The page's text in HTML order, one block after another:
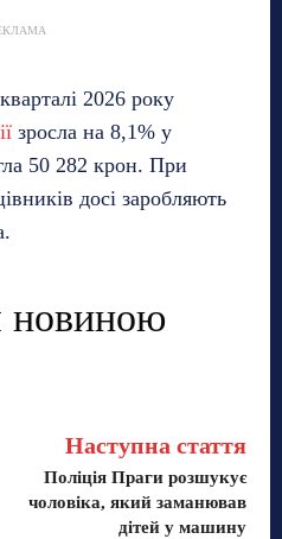
2026 року
зросла на 8,1% у
50 282 крон. При
досі заробляють
новиною
Наступна стаття
Поліція Праги розшукує
чоловіка, який заманював
дітей у машину